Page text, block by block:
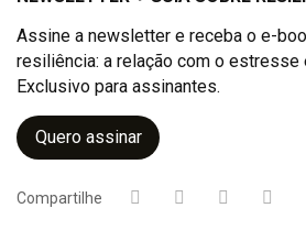
Assine a newsletter e receba o e-
resiliência: a relação com o estresse
Exclusivo para assinantes.
Quero assinar
Compartilhe